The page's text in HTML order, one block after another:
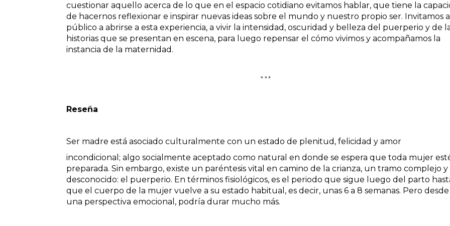
cuestionar aquello acerca de lo que en el espacio cotidiano evitamos hablar, que tiene la
de hacernos reflexionar e inspirar nuevas ideas sobre el mundo y nuestro propio ser. Invitamos al
público a abrirse a esta experiencia, a vivir la intensidad, oscuridad y belleza del puerperio y de
historias que se presentan en escena, para luego repensar el cómo vivimos y acompañamos la
instancia de la maternidad.
***
Reseña
Ser madre está asociado culturalmente con un estado de plenitud, felicidad y amor
incondicional; algo socialmente aceptado como natural en donde se espera que toda mujer
preparada. Sin embargo, existe un paréntesis vital en camino de la crianza, un tramo complejo y
desconocido: el puerperio. En términos fisiológicos, es el periodo que sigue luego del parto
que el cuerpo de la mujer vuelve a su estado habitual, es decir, unas 6 a 8 semanas. Pero desde
una perspectiva emocional, podría durar mucho más.